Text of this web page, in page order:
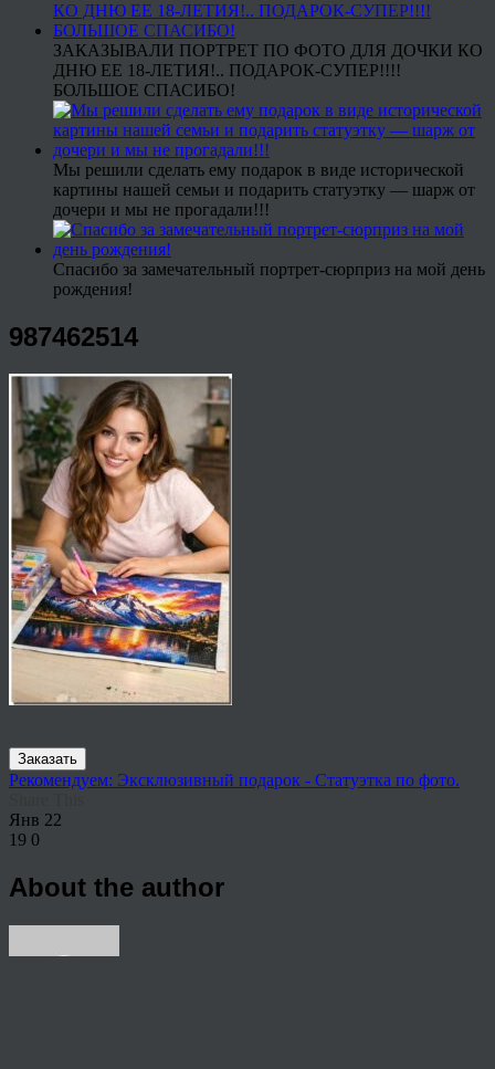
ЗАКАЗЫВАЛИ ПОРТРЕТ ПО ФОТО ДЛЯ ДОЧКИ КО
ДНЮ ЕЕ 18-ЛЕТИЯ!.. ПОДАРОК-СУПЕР!!!!
БОЛЬШОЕ СПАСИБО!
Мы решили сделать ему подарок в виде исторической
картины нашей семьи и подарить статуэтку — шарж от
дочери и мы не прогадали!!!
Спасибо за замечательный портрет-сюрприз на мой день
рождения!
987462514
Заказать
Рекомендуем: Эксклюзивный подарок - Статуэтка по фото.
Янв 22
19 0
About the author